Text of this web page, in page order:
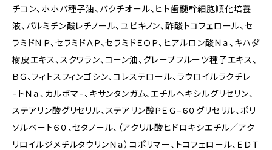
チコン、ホホバ種子油、バクチオール、ヒト歯髄幹細胞順化培養
液、パルミチン酸レチノール、ユビキノン、酢酸トコフェロール、セ
ラミドＮＰ、セラミドＡＰ、セラミドＥＯＰ、ヒアルロン酸Ｎａ、キハダ
樹皮エキス、スクワラン、コーン油、グレープフルーツ種子エキス、
ＢＧ、フィトスフィンゴシン、コレステロール、ラウロイルラクチレ
−トＮａ、カルボマ−、キサンタンガム、エチルヘキシルグリセリン、
ステアリン酸グリセリル、ステアリン酸ＰＥＧ−６０グリセリル、ポリ
ソルベート６０、セタノール、（アクリル酸ヒドロキシエチル／アク
リロイルジメチルタウリンＮａ）コポリマー、トコフェロール、ＥＤＴ